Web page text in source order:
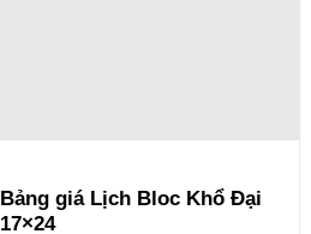
Bảng giá Lịch Bloc Khổ Đại
17×24